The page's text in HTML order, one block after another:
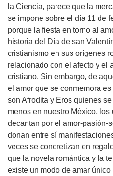
la Ciencia, parece que la
se impone sobre el día 11 de
porque la fiesta en torno al
historia del Día de san
cristianismo en sus orígenes
relacionado con el afecto y el
cristiano. Sin embargo, de
el amor que se conmemora
son Afrodita y Eros quienes
menos en nuestro México, los
decantan por el amor-pasión-
donan entre sí
veces se concretizan en
que la novela romántica y la
existe un modo de amar